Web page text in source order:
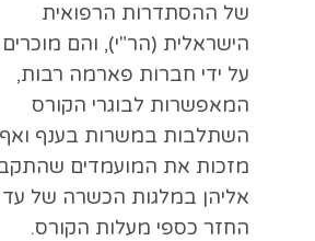
של ההסתדרות הרפואית
הישראלית (הר"י), והם
על ידי חברות פארמה רבות,
המאפשרות לבוגרי הקורס
השתלבות במשרות בענף ואף
מזכות את המועמדים
החזר כספי מעלות הקורס.